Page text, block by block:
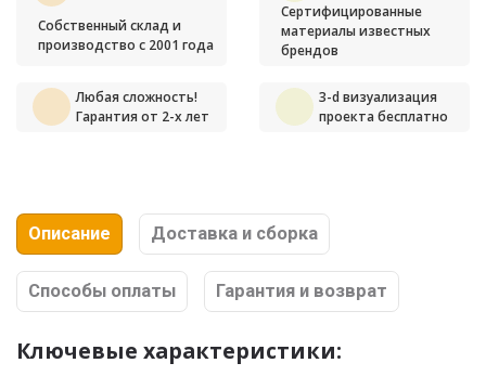
Собственный склад и
производство с 2001 года
Сертифицированные
материалы известных
брендов
Любая сложность!
Гарантия от 2-х лет
3-d визуализация
проекта бесплатно
Описание Доставка и сборка
Способы оплаты Гарантия и возврат
Ключевые характеристики: